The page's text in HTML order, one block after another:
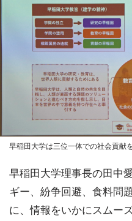
早稲田大学は三位一体での社会貢献
早稲田大学理事長の田中
ギー、紛争回避、食料問
に、情報をいかにスムー